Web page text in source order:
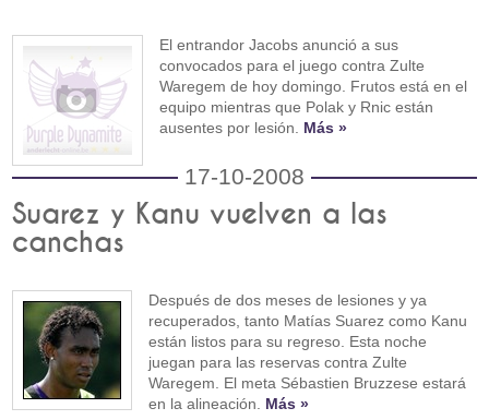
El entrandor Jacobs anunció a sus
convocados para el juego contra Zulte
Waregem de hoy domingo. Frutos está en el
equipo mientras que Polak y Rnic están
ausentes por lesión. Más »
17-10-2008
Suarez y Kanu vuelven a las
canchas
Después de dos meses de lesiones y ya
recuperados, tanto Matías Suarez como Kanu
están listos para su regreso. Esta noche
juegan para las reservas contra Zulte
Waregem. El meta Sébastien Bruzzese estará
en la alineación. Más »